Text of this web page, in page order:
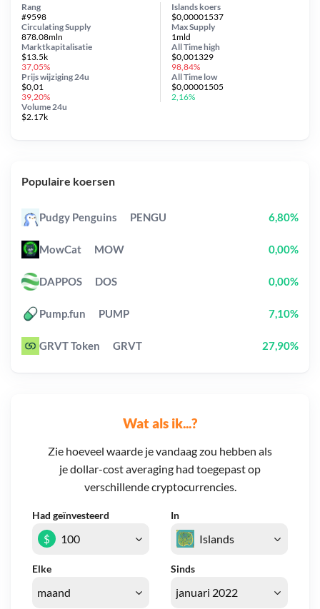
Wat als ik...?
Zie hoeveel waarde je vandaag zou hebben als
je dollar-cost averaging had toegepast op
verschillende cryptocurrencies.
Had geïnvesteerd In
Elke Sinds
$
Islands koers
$0,00001537
Circulating Supply
878.08mln
Prijs wijziging 24u
$0,01
39,20%
Max Supply
1mld
Marktkapitalisatie
$13.5k
37,05%
Volume 24u
$2.17k
Rang
#9598
All Timehigh
$0,001329
98,84%
All Time low
$0,00001505
2,16%
Populaire koersen
Pudgy Penguins PENGU 6,80%
MowCat MOW 0,00%
DAPPOS DOS 0,00%
Pump.fun PUMP 7,10%
GRVT Token GRVT 27,90%